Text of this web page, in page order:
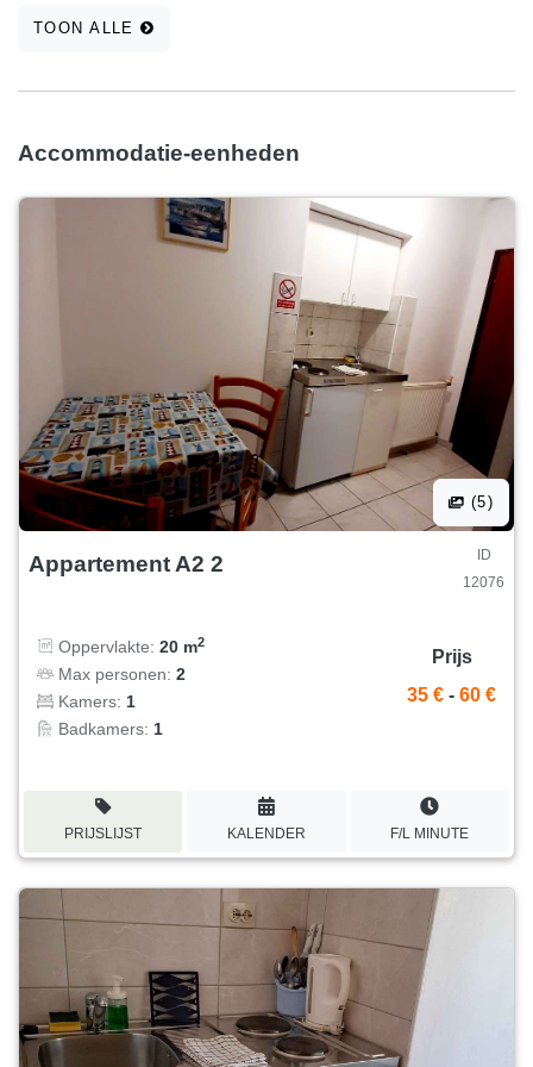
TOON ALLE
Accommodatie-eenheden
(5)
Appartement A2 2
ID
12076
Oppervlakte: 20 m2
Max personen: 2
Kamers: 1
Badkamers: 1
Prijs
35 € - 60 €
PRIJSLIJST KALENDER F/L MINUTE